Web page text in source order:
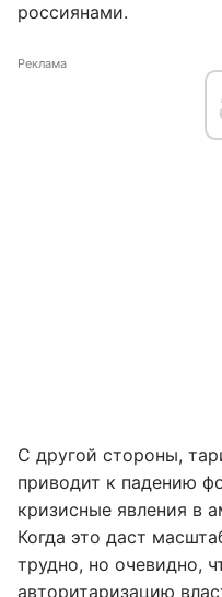
россиянами.
Реклама
С другой стороны,
приводит к падению
кризисные явления в
Когда это даст
трудно, но очевидно,
авторитаризацию